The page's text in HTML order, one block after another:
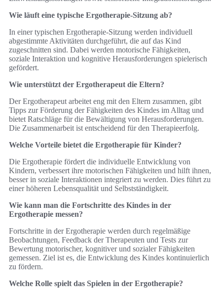
Wie läuft eine typische Ergotherapie-Sitzung ab?
In einer typischen Ergotherapie-Sitzung werden individuell
abgestimmte Aktivitäten durchgeführt, die auf das Kind
zugeschnitten sind. Dabei werden motorische Fähigkeiten,
soziale Interaktion und kognitive Herausforderungen spielerisch
gefördert.
Wie unterstützt der Ergotherapeut die Eltern?
Der Ergotherapeut arbeitet eng mit den Eltern zusammen, gibt
Tipps zur Förderung der Fähigkeiten des Kindes im Alltag und
bietet Ratschläge für die Bewältigung von Herausforderungen.
Die Zusammenarbeit ist entscheidend für den Therapieerfolg.
Welche Vorteile bietet die Ergotherapie für Kinder?
Die Ergotherapie fördert die individuelle Entwicklung von
Kindern, verbessert ihre motorischen Fähigkeiten und hilft ihnen,
besser in soziale Interaktionen integriert zu werden. Dies führt zu
einer höheren Lebensqualität und Selbstständigkeit.
Wie kann man die Fortschritte des Kindes in der
Ergotherapie messen?
Fortschritte in der Ergotherapie werden durch regelmäßige
Beobachtungen, Feedback der Therapeuten und Tests zur
Bewertung motorischer, kognitiver und sozialer Fähigkeiten
gemessen. Ziel ist es, die Entwicklung des Kindes kontinuierlich
zu fördern.
Welche Rolle spielt das Spielen in der Ergotherapie?